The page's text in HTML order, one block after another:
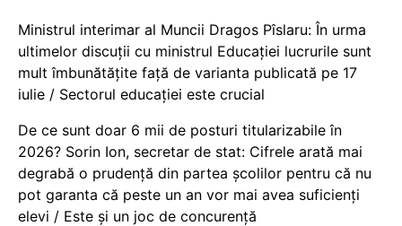
Ministrul interimar al Muncii Dragos Pîslaru: În urma
ultimelor discuții cu ministrul Educației lucrurile sunt
mult îmbunătățite față de varianta publicată pe 17
iulie / Sectorul educației este crucial
De ce sunt doar 6 mii de posturi titularizabile în
2026? Sorin Ion, secretar de stat: Cifrele arată mai
degrabă o prudență din partea școlilor pentru că nu
pot garanta că peste un an vor mai avea suficienți
elevi / Este și un joc de concurență